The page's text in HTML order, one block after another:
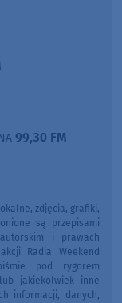
99,30 FM
zdjęcia, grafiki,
są przepisami
i prawach
Radia Weekend
pod rygorem
jakiekolwiek inne
informacji, danych,